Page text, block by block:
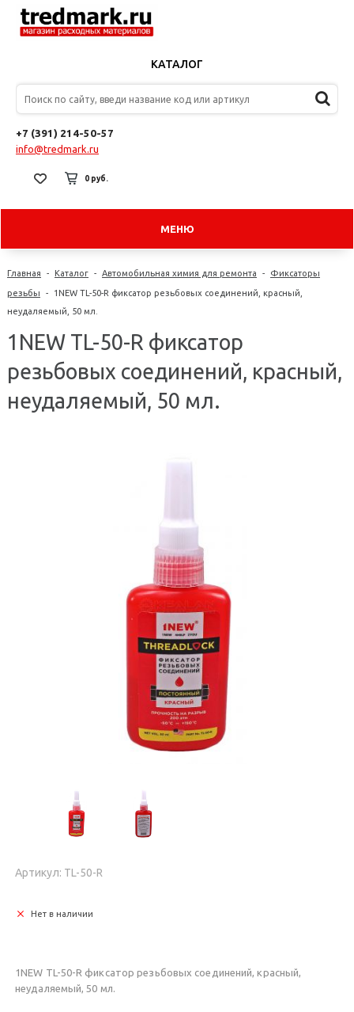
КАТАЛОГ
+7 (391) 214-50-57
info@tredmark.ru
0 руб.
МЕНЮ
Главная - Каталог - Автомобильная химия для ремонта - Фиксаторы
резьбы -
1NEW TL-50-R фиксатор резьбовых соединений, красный,
неудаляемый, 50 мл.
1NEW TL-50-R фиксатор
резьбовых соединений, красный,
неудаляемый, 50 мл.
Артикул: TL-50-R
Нет в наличии
1NEW TL-50-R фиксатор резьбовых соединений, красный,
неудаляемый, 50 мл.